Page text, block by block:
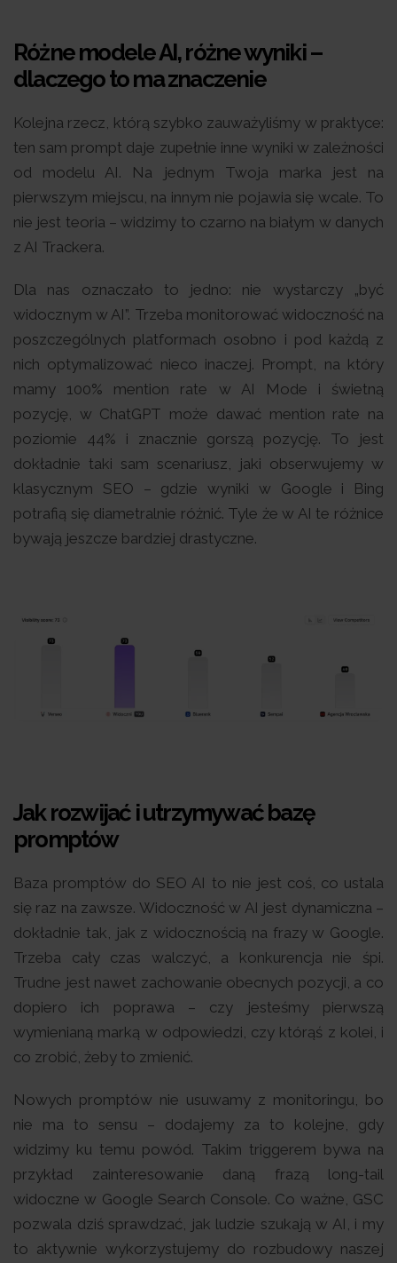
Różne modele AI, różne wyniki –
dlaczego to ma znaczenie
Kolejna rzecz, którą szybko zauważyliśmy w praktyce:
ten sam prompt daje zupełnie inne wyniki w zależności
od modelu AI. Na jednym Twoja marka jest na
pierwszym miejscu, na innym nie pojawia się wcale. To
nie jest teoria – widzimy to czarno na białym w danych
z AI Trackera.
Dla nas oznaczało to jedno: nie wystarczy „być
widocznym w AI”. Trzeba monitorować widoczność na
poszczególnych platformach osobno i pod każdą z
nich optymalizować nieco inaczej. Prompt, na który
mamy 100% mention rate w AI Mode i świetną
pozycję, w ChatGPT może dawać mention rate na
poziomie 44% i znacznie gorszą pozycję. To jest
dokładnie taki sam scenariusz, jaki obserwujemy w
klasycznym SEO – gdzie wyniki w Google i Bing
potrafią się diametralnie różnić. Tyle że w AI te różnice
bywają jeszcze bardziej drastyczne.
Jak rozwijać i utrzymywać bazę
promptów
Baza promptów do SEO AI to nie jest coś, co ustala
się raz na zawsze. Widoczność w AI jest dynamiczna –
dokładnie tak, jak z widocznością na frazy w Google.
Trzeba cały czas walczyć, a konkurencja nie śpi.
Trudne jest nawet zachowanie obecnych pozycji, a co
dopiero ich poprawa – czy jesteśmy pierwszą
wymienianą marką w odpowiedzi, czy którąś z kolei, i
co zrobić, żeby to zmienić.
Nowych promptów nie usuwamy z monitoringu, bo
nie ma to sensu – dodajemy za to kolejne, gdy
widzimy ku temu powód. Takim triggerem bywa na
przykład zainteresowanie daną frazą long-tail
widoczne w Google Search Console. Co ważne, GSC
pozwala dziś sprawdzać, jak ludzie szukają w AI, i my
to aktywnie wykorzystujemy do rozbudowy naszej